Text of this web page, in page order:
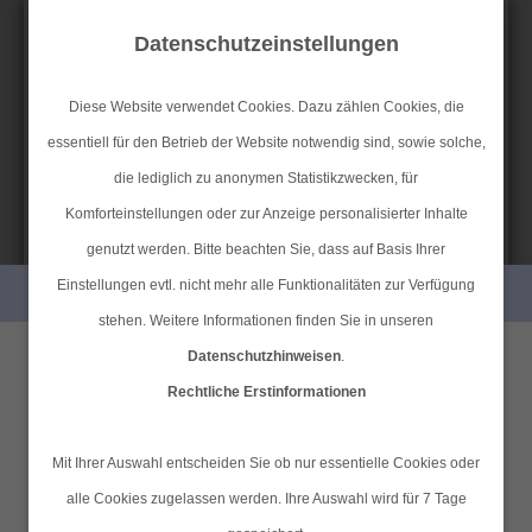
Anfahrt Datenschutz Impressum SIMPLR-LOGIN
Pferdehalterhaftpflicht
sehr leicht eine Situation eintreten, in der Ihr Pferd einem
Dritten Schaden zufügt. Da das Bürgerliche Gesetzbuch
PERSÖNLICHE BERATUNG GEWÜNSCHT?
Ich wünsche eine
persönliche Beratung und
Ich verzichte auf eine
persönliche Beratung und
Datenschutzeinstellungen
Diese Website verwendet Cookies. Dazu zählen Cookies, die
essentiell für den Betrieb der Website notwendig sind, sowie solche,
die lediglich zu anonymen Statistikzwecken, für
Komforteinstellungen oder zur Anzeige personalisierter Inhalte
genutzt werden. Bitte beachten Sie, dass auf Basis Ihrer
Einstellungen evtl. nicht mehr alle Funktionalitäten zur Verfügung
stehen. Weitere Informationen finden Sie in unseren
Datenschutzhinweisen.
Rechtliche Erstinformationen
Mit Ihrer Auswahl entscheiden Sie ob nur essentielle Cookies oder
alle Cookies zugelassen werden. Ihre Auswahl wird für 7 Tage